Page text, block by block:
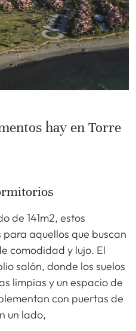
hay en Torre
de 141m2, estos
aquellos que buscan
comodidad y lujo. El
salón, donde los suelos
limpias y un espacio de
con puertas de
un lado,